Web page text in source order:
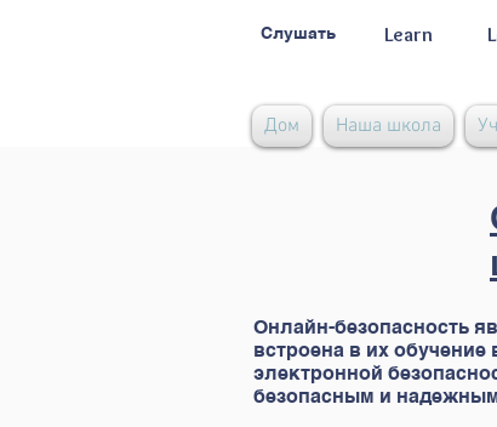
Слушать Learn
Дом Наша школа
Онлайн-безопасность
встроена в их
электронной
безопасным и